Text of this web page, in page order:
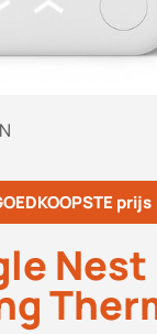
prijs
Nest